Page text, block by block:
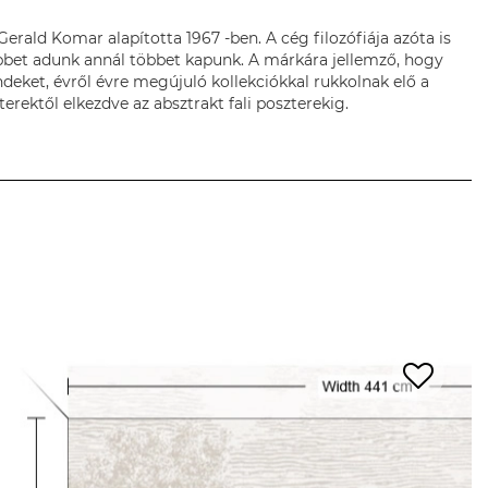
Komar alapította 1967 -ben. A cég filozófiája azóta is
adunk annál többet kapunk. A márkára jellemző, hogy
évről évre megújuló kollekciókkal rukkolnak elő a
elkezdve az absztrakt fali poszterekig.